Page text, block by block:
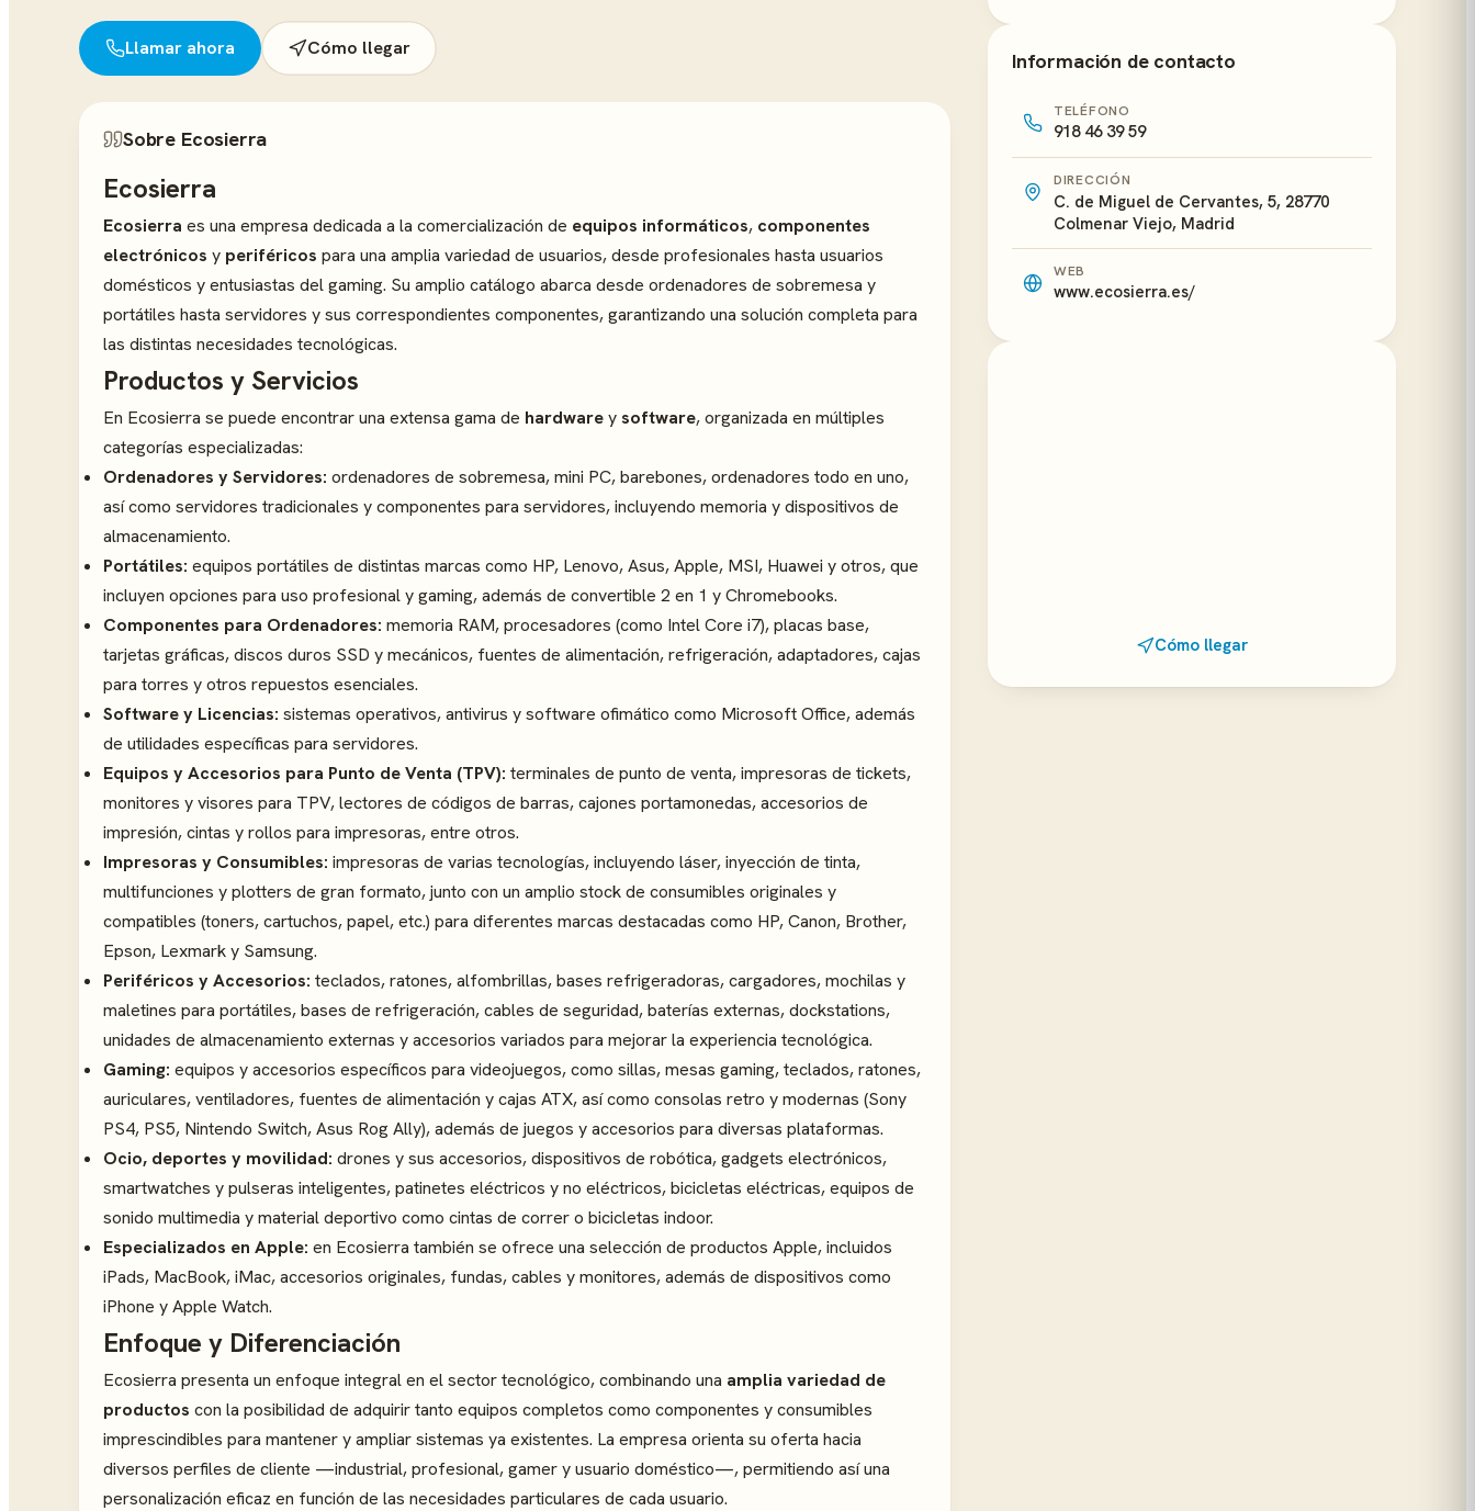
Llamar ahora Cómo llegar
Sobre Ecosierra
Ecosierra
Ecosierra es una empresa dedicada a la comercialización de equipos informáticos, componentes
electrónicos y periféricos para una amplia variedad de usuarios, desde profesionales hasta usuarios
domésticos y entusiastas del gaming. Su amplio catálogo abarca desde ordenadores de sobremesa y
portátiles hasta servidores y sus correspondientes componentes, garantizando una solución completa para
las distintas necesidades tecnológicas.
Productos y Servicios
En Ecosierra se puede encontrar una extensa gama de hardwareysoftware, organizada en múltiples
categorías especializadas:
Ordenadores y Servidores: ordenadores de sobremesa, mini PC, barebones, ordenadores todo en uno,
así como servidores tradicionales y componentes para servidores, incluyendo memoria y dispositivos de
almacenamiento.
Portátiles: equipos portátiles de distintas marcas como HP, Lenovo, Asus, Apple, MSI, Huawei y otros, que
incluyen opciones para uso profesional y gaming, además de convertible 2 en 1 y Chromebooks.
Componentes para Ordenadores: memoria RAM, procesadores (como Intel Core i7), placas base,
tarjetas gráficas, discos duros SSD y mecánicos, fuentes de alimentación, refrigeración, adaptadores, cajas
para torres y otros repuestos esenciales.
Software y Licencias: sistemas operativos, antivirus y software ofimático como Microsoft Office, además
de utilidades específicas para servidores.
Equipos y Accesorios para Punto de Venta (TPV): terminales de punto de venta, impresoras de tickets,
monitores y visores para TPV, lectores de códigos de barras, cajones portamonedas, accesorios de
impresión, cintas y rollos para impresoras, entre otros.
Impresoras y Consumibles: impresoras de varias tecnologías, incluyendo láser, inyección de tinta,
multifunciones y plotters de gran formato, junto con un amplio stock de consumibles originales y
compatibles (toners, cartuchos, papel, etc.) para diferentes marcas destacadas como HP, Canon, Brother,
Epson, Lexmark y Samsung.
Periféricos y Accesorios: teclados, ratones, alfombrillas, bases refrigeradoras, cargadores, mochilas y
maletines para portátiles, bases de refrigeración, cables de seguridad, baterías externas, dockstations,
unidades de almacenamiento externas y accesorios variados para mejorar la experiencia tecnológica.
Gaming: equipos y accesorios específicos para videojuegos, como sillas, mesas gaming, teclados, ratones,
auriculares, ventiladores, fuentes de alimentación y cajas ATX, así como consolas retro y modernas (Sony
PS4, PS5, Nintendo Switch, Asus Rog Ally), además de juegos y accesorios para diversas plataformas.
Ocio, deportes y movilidad: drones y sus accesorios, dispositivos de robótica, gadgets electrónicos,
smartwatches y pulseras inteligentes, patinetes eléctricos y no eléctricos, bicicletas eléctricas, equipos de
sonido multimedia y material deportivo como cintas de correr o bicicletas indoor.
Especializados en Apple: en Ecosierra también se ofrece una selección de productos Apple, incluidos
iPads, MacBook, iMac, accesorios originales, fundas, cables y monitores, además de dispositivos como
iPhone y Apple Watch.
Enfoque y Diferenciación
Ecosierra presenta un enfoque integral en el sector tecnológico, combinando una amplia variedad de
productos con la posibilidad de adquirir tanto equipos completos como componentes y consumibles
imprescindibles para mantener y ampliar sistemas ya existentes. La empresa orienta su oferta hacia
diversos perfiles de cliente —industrial, profesional, gamer y usuario doméstico—, permitiendo así una
personalización eficaz en función de las necesidades particulares de cada usuario.
Información de contacto
TELÉFONO
918 46 39 59
DIRECCIÓN
C. de Miguel de Cervantes, 5, 28770
Colmenar Viejo, Madrid
WEB
www.ecosierra.es/
Cómo llegar